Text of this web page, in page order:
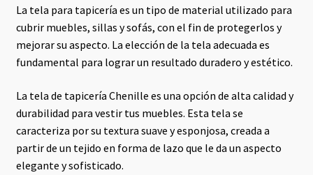
La tela para tapicería es un tipo de material utilizado para
cubrir muebles, sillas y sofás, con el fin de protegerlos y
mejorar su aspecto. La elección de la tela adecuada es
fundamental para lograr un resultado duradero y estético.
La tela de tapicería Chenille es una opción de alta calidad y
durabilidad para vestir tus muebles. Esta tela se
caracteriza por su textura suave y esponjosa, creada a
partir de un tejido en forma de lazo que le da un aspecto
elegante y sofisticado.